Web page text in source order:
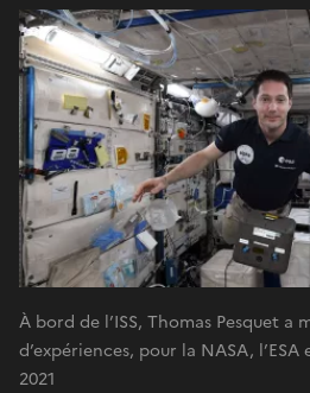
À bord de l’ISS, Thomas Pesquet a
d’expériences, pour la NASA,
2021